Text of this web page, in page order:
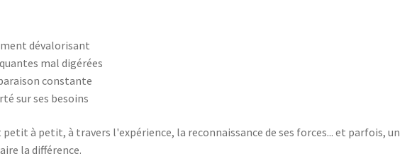
dévalorisant
mal digérées
constante
sur ses besoins
à petit, à travers l'expérience, la reconnaissance de ses forces... et parfois, un
la différence.